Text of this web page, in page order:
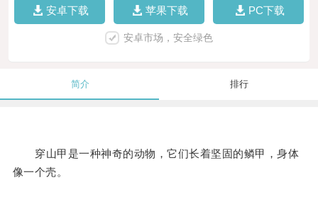
安卓下载 苹果下载 PC下载
安卓市场，安全绿色
简介 排行
穿山甲是一种神奇的动物，它们长着坚固的鳞甲，身体
像一个壳。